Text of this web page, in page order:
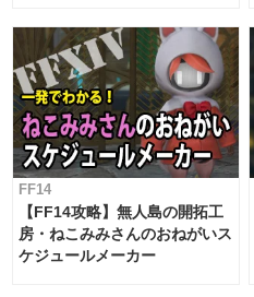
FF14
【FF14攻略】無人島の開拓工
房・ねこみみさんのおねがいス
ケジュールメーカー